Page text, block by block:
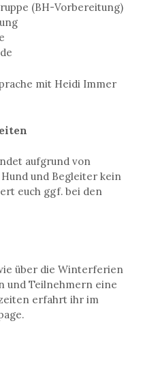
(BH-Vorbereitung)
mit Heidi Immer
aufgrund von
und Begleiter kein
euch ggf. bei den
über die Winterferien
und Teilnehmern eine
erfahrt ihr im